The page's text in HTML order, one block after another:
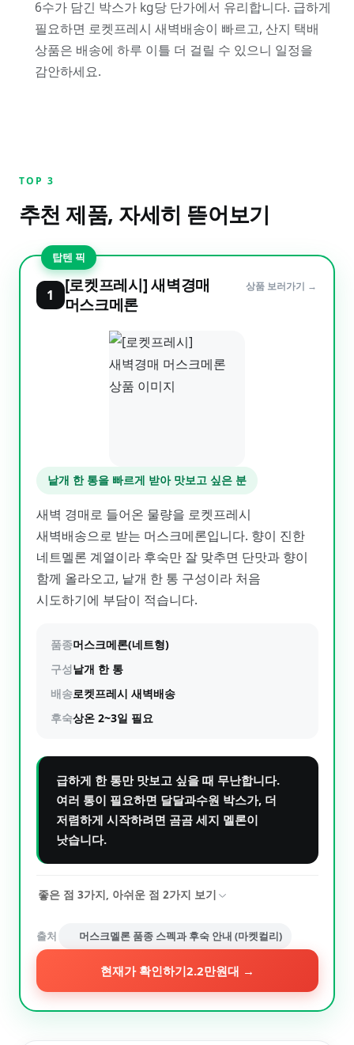
6수가 담긴 박스가 kg당 단가에서 유리합니다. 급하게
필요하면 로켓프레시 새벽배송이 빠르고, 산지 택배
상품은 배송에 하루 이틀 더 걸릴 수 있으니 일정을
감안하세요.
TOP 3
추천 제품, 자세히 뜯어보기
탑텐 픽
1
[로켓프레시] 새벽경매
머스크메론
상품 보러가기 →
낱개 한 통을 빠르게 받아 맛보고 싶은 분
새벽 경매로 들어온 물량을 로켓프레시
새벽배송으로 받는 머스크메론입니다. 향이 진한
네트멜론 계열이라 후숙만 잘 맞추면 단맛과 향이
함께 올라오고, 낱개 한 통 구성이라 처음
시도하기에 부담이 적습니다.
품종머스크메론(네트형)
구성낱개 한 통
배송로켓프레시 새벽배송
후숙상온 2~3일 필요
급하게 한 통만 맛보고 싶을 때 무난합니다.
여러 통이 필요하면 달달과수원 박스가, 더
저렴하게 시작하려면 곰곰 세지 멜론이
낫습니다.
좋은 점 3가지, 아쉬운 점 2가지 보기
출처 머스크멜론 품종 스펙과 후숙 안내 (마켓컬리)
현재가 확인하기2.2만원대 →